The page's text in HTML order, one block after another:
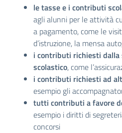
le tasse e i contributi
agli alunni per le attività
a pagamento, come le
d’istruzione, la mensa
i contributi richiesti dalla
scolastico, come
i contributi richiesti ad
esempio gli
tutti contributi a favore
esempio i diritti di
concorsi